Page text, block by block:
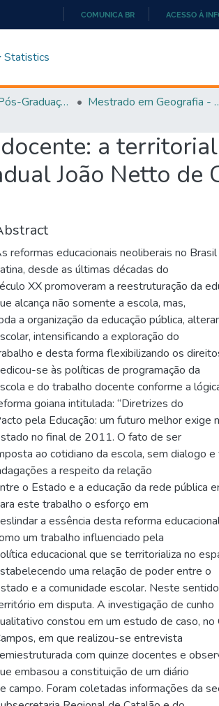
CONTEÚDO
COMUNICA BR ACESSO À
Statistics
Programa de Pós-Graduação em Geografia - PPGGEO Mestrado em
a
João Netto de
reformas educacionais neoliberais no
desde as últimas décadas do
XX promoveram a reestruturação da
alcança não somente a escola, mas,
a organização da educação pública,
intensificando a exploração do
e desta forma flexibilizando os
se às políticas de programação da
e do trabalho docente conforme a
goiana intitulada: “Diretrizes do
pela Educação: um futuro melhor exige
no final de 2011. O fato de ser
ao cotidiano da escola, sem dialogo
a respeito da relação
o Estado e a educação da rede pública
este trabalho o esforço em
a essência desta reforma
um trabalho influenciado pela
educacional que se territorializa no
uma relação de poder entre o
e a comunidade escolar. Neste
em disputa. A investigação de cunho
constou em um estudo de caso,
em que realizou-se entrevista
com quinze docentes e
embasou a constituição de um diário
campo. Foram coletadas informações da